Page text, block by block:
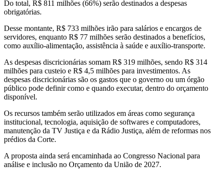
Do total, R$ 811 milhões (66%) serão destinados a despesas
obrigatórias.
Desse montante, R$ 733 milhões irão para salários e encargos de
servidores, enquanto R$ 77 milhões serão destinados a benefícios,
como auxílio-alimentação, assistência à saúde e auxílio-transporte.
As despesas discricionárias somam R$ 319 milhões, sendo R$ 314
milhões para custeio e R$ 4,5 milhões para investimentos. As
despesas discricionárias são os gastos que o governo ou um órgão
público pode definir como e quando executar, dentro do orçamento
disponível.
Os recursos também serão utilizados em áreas como segurança
institucional, tecnologia, aquisição de softwares e computadores,
manutenção da TV Justiça e da Rádio Justiça, além de reformas nos
prédios da Corte.
A proposta ainda será encaminhada ao Congresso Nacional para
análise e inclusão no Orçamento da União de 2027.